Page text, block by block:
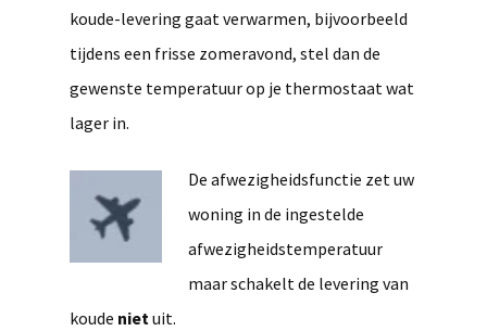
koude-levering gaat verwarmen, bijvoorbeeld
tijdens een frisse zomeravond, stel dan de
gewenste temperatuur op je thermostaat wat
lager in.
De afwezigheidsfunctie zet uw
woning in de ingestelde
afwezigheidstemperatuur
maar schakelt de levering van
koude nietuit.